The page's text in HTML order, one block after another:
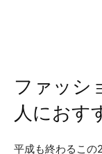
ファッシ
人におす
平成も終わるこの